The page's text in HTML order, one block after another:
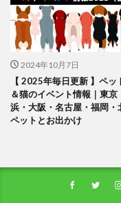
2024年10月7日
【 2025年毎日更新 】ペッ
＆猫のイベント情報｜東京
浜・大阪・名古屋・福岡・
ペットとお出かけ